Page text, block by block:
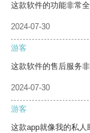
这款软件的功能非常
2024-07-30
游客
这款软件的售后服务
2024-07-30
游客
这款app就像我的私人